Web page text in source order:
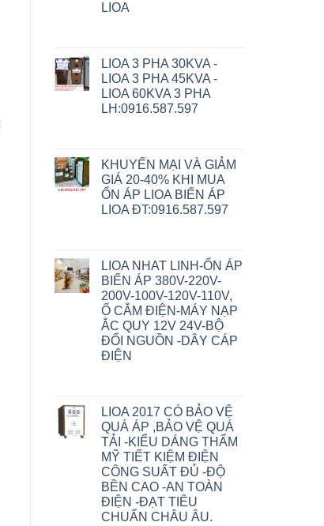
LIOA
LIOA 3 PHA 30KVA -
LIOA 3 PHA 45KVA -
LIOA 60KVA 3 PHA
LH:0916.587.597
KHUYẾN MẠI VÀ GIẢM
GIÁ 20-40% KHI MUA
ỔN ÁP LIOA BIẾN ÁP
LIOA ĐT:0916.587.597
LIOA NHAT LINH-ỔN ÁP
BIẾN ÁP 380V-220V-
200V-100V-120V-110V,
Ổ CẮM ĐIỆN-MÁY NẠP
ẮC QUY 12V 24V-BỘ
ĐỔI NGUỒN -DÂY CÁP
ĐIỆN
LIOA 2017 CÓ BẢO VỆ
QUÁ ÁP ,BẢO VỆ QUÁ
TẢI -KIỂU DÁNG THẨM
MỸ TIẾT KIỆM ĐIỆN
CÔNG SUẤT ĐỦ -ĐỘ
BỀN CAO -AN TOÀN
ĐIỆN -ĐẠT TIÊU
CHUẨN CHÂU ÂU.